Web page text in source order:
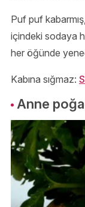
Puf puf
içindeki sodaya
her öğünde
Kabına sığmaz:
Anne